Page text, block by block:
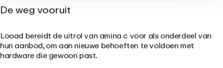
De weg vooruit
Looad bereidt de uitrol van amina c voor als onderdeel van
hun aanbod, om aan nieuwe behoeften te voldoen met
hardware die gewoon past.